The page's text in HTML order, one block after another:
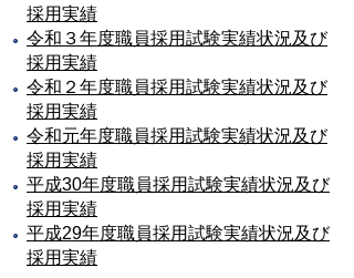
採用実績
令和３年度職員採用試験実績状況及び
採用実績
令和２年度職員採用試験実績状況及び
採用実績
令和元年度職員採用試験実績状況及び
採用実績
平成30年度職員採用試験実績状況及び
採用実績
平成29年度職員採用試験実績状況及び
採用実績